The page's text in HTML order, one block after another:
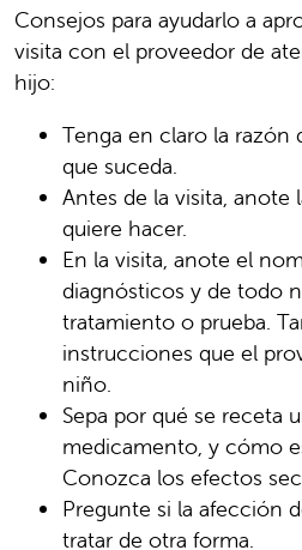
Consejos para ayudarlo a
visita con el proveedor de
hijo:
Tenga en claro la razón
que suceda.
Antes de la visita, anote
quiere hacer.
En la visita, anote el
diagnósticos y de todo
tratamiento o prueba.
instrucciones que el
niño.
Sepa por qué se receta
medicamento, y cómo
Conozca los efectos
Pregunte si la afección
tratar de otra forma.